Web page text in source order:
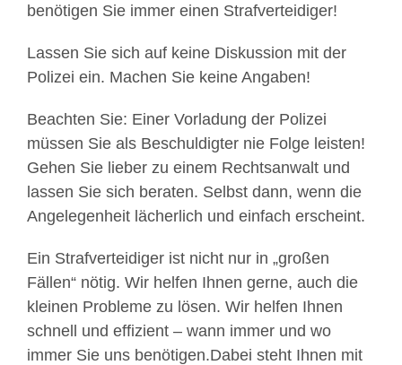
benötigen Sie immer einen Strafverteidiger!
Lassen Sie sich auf keine Diskussion mit der
Polizei ein. Machen Sie keine Angaben!
Beachten Sie: Einer Vorladung der Polizei
müssen Sie als Beschuldigter nie Folge leisten!
Gehen Sie lieber zu einem Rechtsanwalt und
lassen Sie sich beraten. Selbst dann, wenn die
Angelegenheit lächerlich und einfach erscheint.
Ein Strafverteidiger ist nicht nur in „großen
Fällen“ nötig. Wir helfen Ihnen gerne, auch die
kleinen Probleme zu lösen. Wir helfen Ihnen
schnell und effizient – wann immer und wo
immer Sie uns benötigen.Dabei steht Ihnen mit